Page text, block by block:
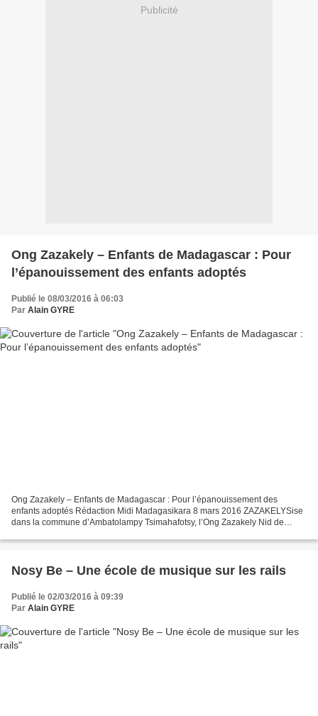
Publicité
Ong Zazakely – Enfants de Madagascar : Pour
l’épanouissement des enfants adoptés
Publié le 08/03/2016 à 06:03
Par Alain GYRE
Ong Zazakely – Enfants de Madagascar : Pour l’épanouissement des
enfants adoptés Rédaction Midi Madagasikara 8 mars 2016 ZAZAKELYSise
dans la commune d’Ambatolampy Tsimahafotsy, l’Ong Zazakely Nid de
Nosy Be – Une école de musique sur les rails
Publié le 02/03/2016 à 09:39
Par Alain GYRE